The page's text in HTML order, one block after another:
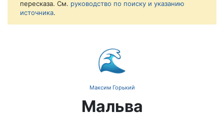
пересказа. См. руководство по поиску и указанию
источника.
🌊
Максим Горький
Мальва